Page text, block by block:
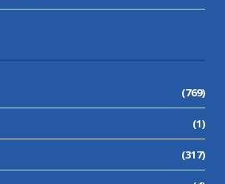
(769)
(1)
(317)